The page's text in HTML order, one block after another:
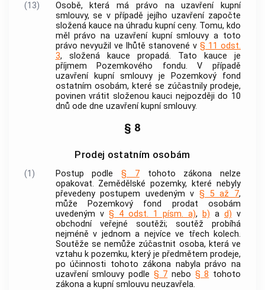
(13)
Osobě, která má právo na uzavření kupní
smlouvy, se v případě jejího uzavření započte
složená kauce na úhradu kupní ceny. Tomu, kdo
měl právo na uzavření kupní smlouvy a toto
právo nevyužil ve lhůtě stanovené v § 11 odst.
3, složená kauce propadá. Tato kauce je
příjmem Pozemkového fondu. V případě
uzavření kupní smlouvy je Pozemkový fond
ostatním osobám, které se zúčastnily prodeje,
povinen vrátit složenou kauci nejpozději do 10
dnů ode dne uzavření kupní smlouvy.
§ 8
Prodej ostatním osobám
(1) Postup podle § 7tohoto zákona nelze
opakovat. Zemědělské pozemky, které nebyly
převedeny postupem uvedeným v§ 5 až 7,
může Pozemkový fond prodat osobám
uvedeným v § 4 odst. 1 písm. a), b) a d) v
obchodní veřejné soutěži; soutěž probíhá
nejméně v jednom a nejvíce ve třech kolech.
Soutěže se nemůže zúčastnit osoba, která ve
vztahu k pozemku, který je předmětem prodeje,
po účinnosti tohoto zákona nabyla právo na
uzavření smlouvy podle § 7 nebo § 8 tohoto
zákona a kupní smlouvu neuzavřela.